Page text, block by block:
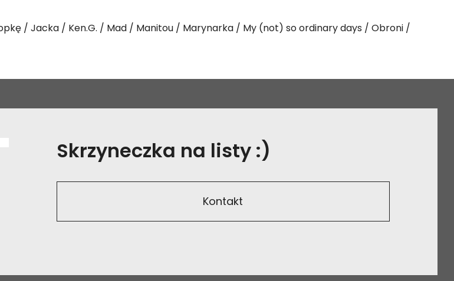
Jacka Ken.G. Mad Manitou Marynarka My (not) so ordinary days
Obroni
Skrzyneczka na listy :)
Kontakt